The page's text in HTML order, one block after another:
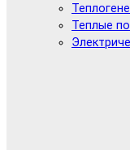
Теплые